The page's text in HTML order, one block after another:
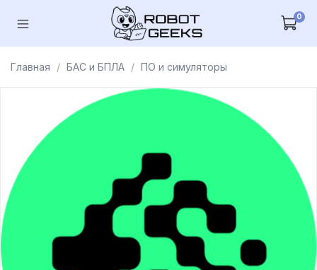
0
Главная БАС и БПЛА ПО и симуляторы